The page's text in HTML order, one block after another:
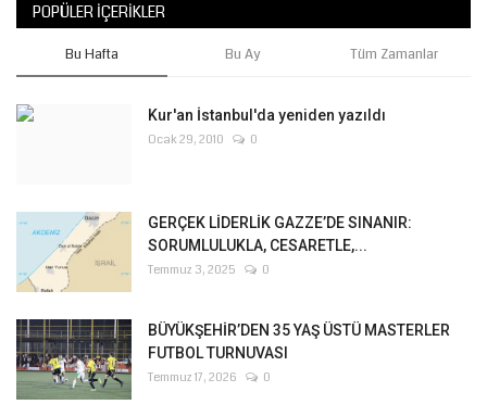
POPÜLER İÇERIKLER
Bu Hafta Bu Ay Tüm Zamanlar
Kur'an İstanbul'da yeniden yazıldı
Ocak 29, 2010 0
GERÇEK LİDERLİK GAZZE’DE SINANIR:
SORUMLULUKLA, CESARETLE,...
Temmuz 3, 2025 0
BÜYÜKŞEHİR’DEN 35 YAŞ ÜSTÜ MASTERLER
FUTBOL TURNUVASI
Temmuz 17, 2026 0